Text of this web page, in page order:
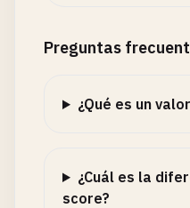
Preguntas
¿Qué es un
¿Cuál es la
score?